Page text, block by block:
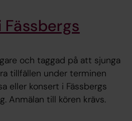
och taggad på att sjunga
tillfällen under terminen
eller konsert i Fässbergs
Anmälan till kören krävs.